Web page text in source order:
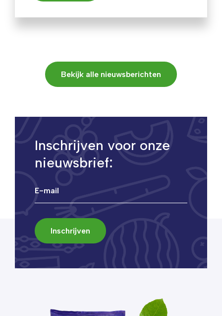
Bekijk alle nieuwsberichten
Inschrijven voor onze
nieuwsbrief: